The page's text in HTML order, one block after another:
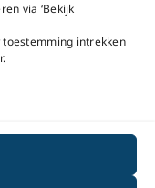
via ‘Bekijk
toestemming intrekken